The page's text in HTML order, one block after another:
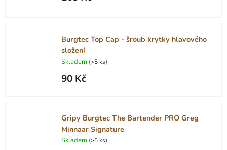
Burgtec Top Cap - šroub krytky hlavového
složení
Skladem (>5 ks)
90 Kč
Gripy Burgtec The Bartender PRO Greg
Minnaar Signature
Skladem (>5 ks)